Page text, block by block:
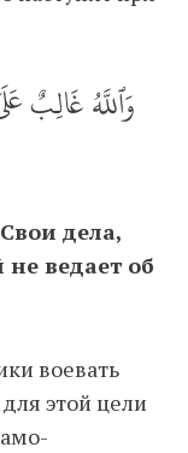
وَٱللَّهُ غَالِبٌ
дела,
ведает об
воевать
этой цели